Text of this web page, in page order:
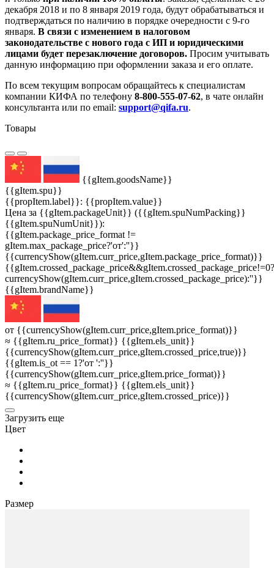
декабря 2018 и по 8 января 2019 года, будут обрабатываться и
подтверждаться по наличию в порядке очередности с 9-го
января. В связи с изменением в налоговом
законодательстве с нового года с ИП и юридическими
лицами будет перезаключение договоров. Просим учитывать
данную информацию при оформлении заказа и его оплате.
По всем текущим вопросам обращайтесь к специалистам
компании КИФА по телефону 8-800-555-07-62, в чате онлайн
консультанта или по email: support@qifa.ru.
Товары
{{gItem.goodsName}}
{{gItem.spu}}
{{propItem.label}}: {{propItem.value}}
Цена за {{gItem.packageUnit}} ({{gItem.spuNumPacking}}
{{gItem.spuNumUnit}}):
{{gItem.package_price_format !=
gItem.max_package_price?'от':''}}
{{currencyShow(gItem.curr_price,gItem.package_price_format)}}
{{gItem.crossed_package_price&&gItem.crossed_package_price!=0?
currencyShow(gItem.curr_price,gItem.crossed_package_price):''}}
{{gItem.brandName}}
от {{currencyShow(gItem.curr_price,gItem.price_format)}}
≈ {{gItem.ru_price_format}} {{gItem.els_unit}}
{{currencyShow(gItem.curr_price,gItem.crossed_price,true)}}
{{gItem.is_ot == 1?'от ':''}}
{{currencyShow(gItem.curr_price,gItem.price_format)}}
≈ {{gItem.ru_price_format}} {{gItem.els_unit}}
{{currencyShow(gItem.curr_price,gItem.crossed_price)}}
3агрузить еще
Цвет
Размер